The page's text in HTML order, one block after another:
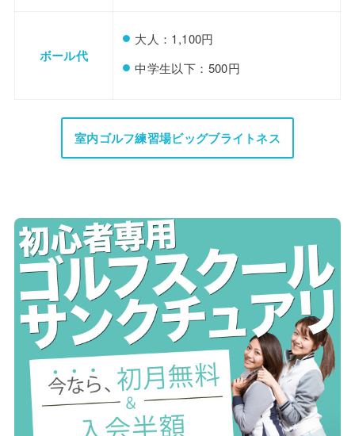
ボール代
大人：1,100円
中学生以下：500円
室内ゴルフ練習場ビッグブライトネス